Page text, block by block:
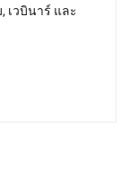
เวบินาร์ และ